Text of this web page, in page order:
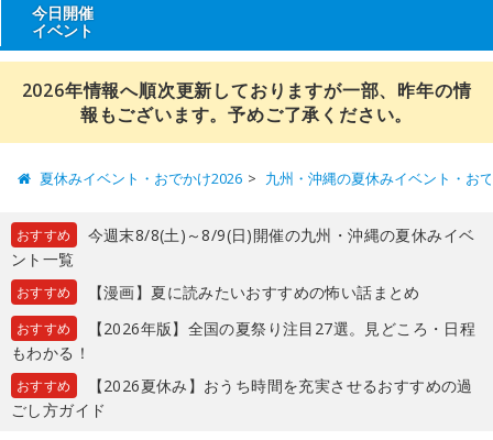
今日開催
イベント
2026年情報へ順次更新しておりますが一部、昨年の情
報もございます。予めご了承ください。
夏休みイベント・おでかけ2026 九州・沖縄の夏休みイベント・お
おすすめ
今週末8/8(土)～8/9(日)開催の九州・沖縄の夏休みイベ
ント一覧
おすすめ 【漫画】夏に読みたいおすすめの怖い話まとめ
おすすめ
【2026年版】全国の夏祭り注目27選。見どころ・日程
もわかる！
おすすめ
【2026夏休み】おうち時間を充実させるおすすめの過
ごし方ガイド